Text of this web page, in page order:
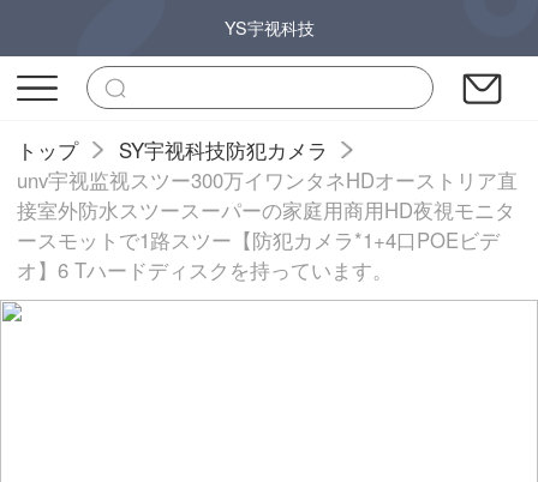
YS宇视科技
トップ
SY宇视科技防犯カメラ
unv宇视监视スツー300万イワンタネHDオーストリア直
接室外防水スツースーパーの家庭用商用HD夜視モニタ
ースモットで1路スツー【防犯カメラ*1+4口POEビデ
オ】6 Tハードディスクを持っています。